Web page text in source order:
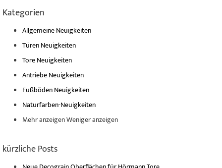
Kategorien
Allgemeine Neuigkeiten
Türen Neuigkeiten
Tore Neuigkeiten
Antriebe Neuigkeiten
Fußböden Neuigkeiten
Naturfarben-Neuigkeiten
Mehr anzeigenWeniger anzeigen
kürzliche Posts